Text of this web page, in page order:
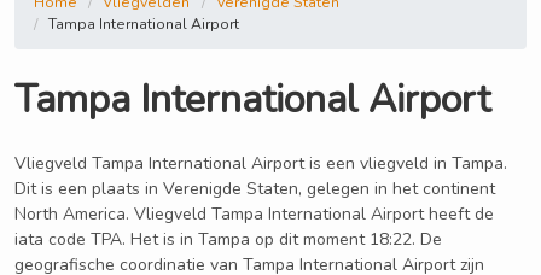
Tampa International Airport
Tampa International Airport
Vliegveld Tampa International Airport is een vliegveld in Tampa.
Dit is een plaats in Verenigde Staten, gelegen in het continent
North America. Vliegveld Tampa International Airport heeft de
iata code TPA. Het is in Tampa op dit moment 18:22. De
geografische coordinatie van Tampa International Airport zijn